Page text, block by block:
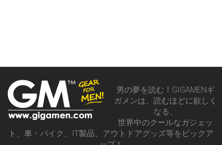
スマートフォン
男の夢を読む！GIGAMENギ
ガメンは、読むほどに欲しく
なる、
世界中のクールなガジェッ
ト、車・バイク、IT製品、アウトドアグッズ等をピックア